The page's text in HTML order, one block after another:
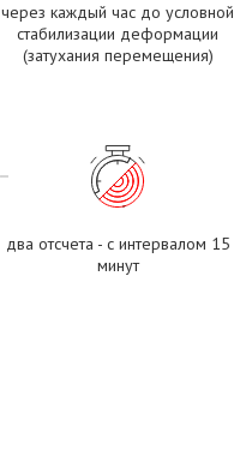
через каждый час до условной
стабилизации деформации
(затухания перемещения)
два отсчета - с интервалом 15
минут